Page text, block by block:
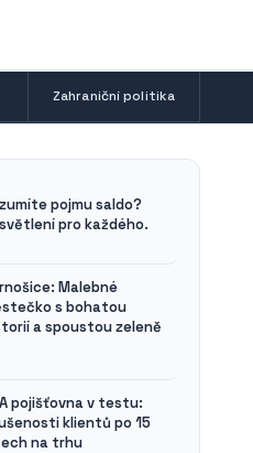
Zahraniční politika
pojmu saldo?
pro každého.
Malebné
s bohatou
a spoustou zeleně
pojišťovna v testu:
klientů po 15
na trhu